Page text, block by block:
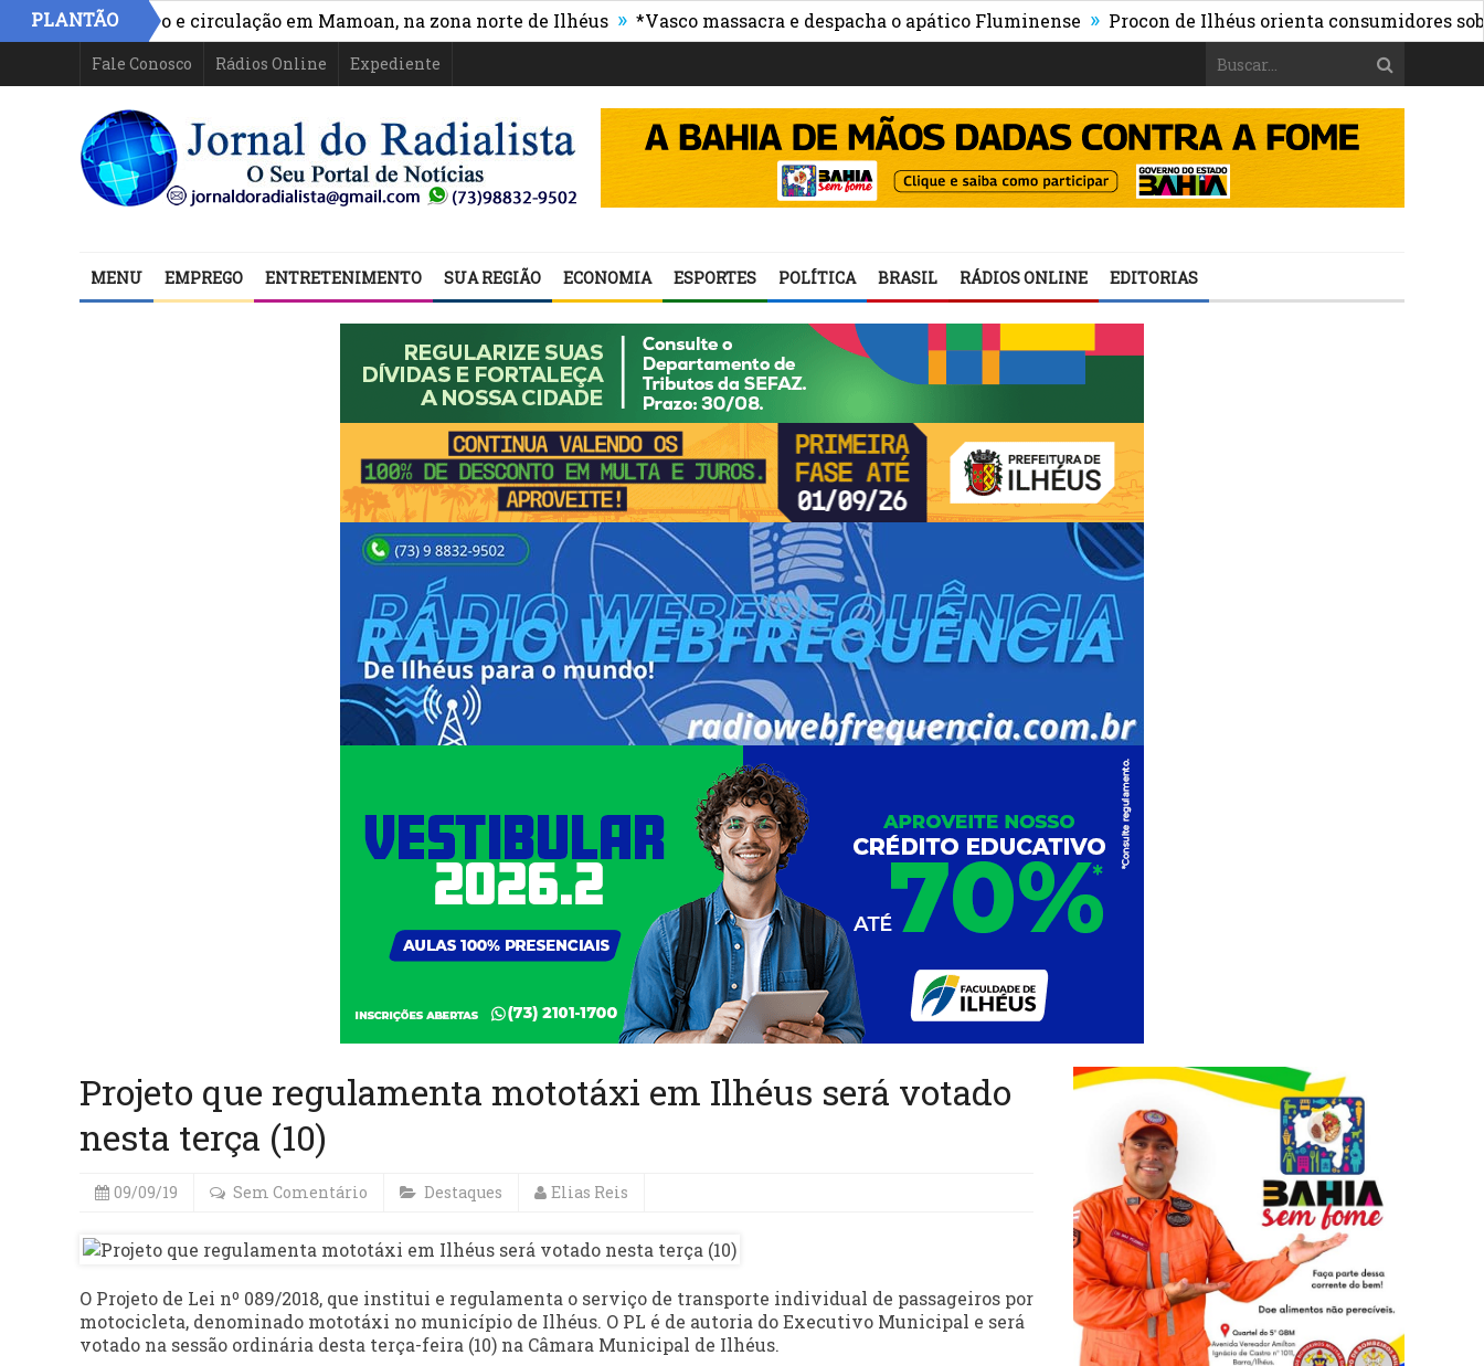
PLANTÃO
acesso e circulação em Mamoan, na zona norte de Ilhéus » *Vasco massacra e despacha o apático Fluminense » Procon de Ilhéus orienta consumidores sobre os
Fale Conosco Rádios Online Expediente
MENU EMPREGO ENTRETENIMENTO SUA REGIÃO ECONOMIA ESPORTES POLÍTICA BRASIL RÁDIOS ONLINE EDITORIAS
Projeto que regulamenta mototáxi em Ilhéus será votado
nesta terça (10)
09/09/19 Sem Comentário Destaques Elias Reis
O Projeto de Lei nº 089/2018, que institui e regulamenta o serviço de transporte individual de passageiros por
motocicleta, denominado mototáxi no município de Ilhéus. O PL é de autoria do Executivo Municipal e será
votado na sessão ordinária desta terça-feira (10) na Câmara Municipal de Ilhéus.